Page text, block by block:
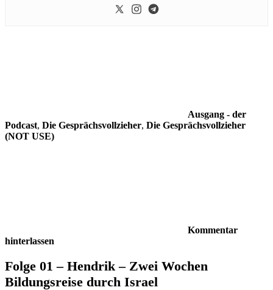
Ausgang - der
Podcast, Die Gesprächsvollzieher, Die Gesprächsvollzieher
(NOT USE)
Kommentar
hinterlassen
Folge 01 – Hendrik – Zwei Wochen
Bildungsreise durch Israel